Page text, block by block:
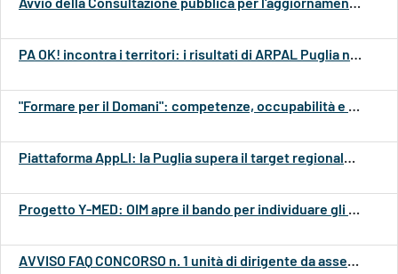
Avvio della Consultazione pubblica per l'aggiornamento del Piano Triennale di Prevenzione della Corruzione e della Trasparenza
PA OK! incontra i territori: i risultati di ARPAL Puglia nell’attuazione di #mareAsinistra
"Formare per il Domani": competenze, occupabilità e nuove frontiere del mercato del lavoro.
Piattaforma AppLI: la Puglia supera il target regionale di utenti registrati
Progetto Y-MED: OIM apre il bando per individuare gli Enti promotori dei tirocini
AVVISO FAQ CONCORSO n. 1 unità di dirigente da assegnare all’U.O. “Bilancio e ragioneria”